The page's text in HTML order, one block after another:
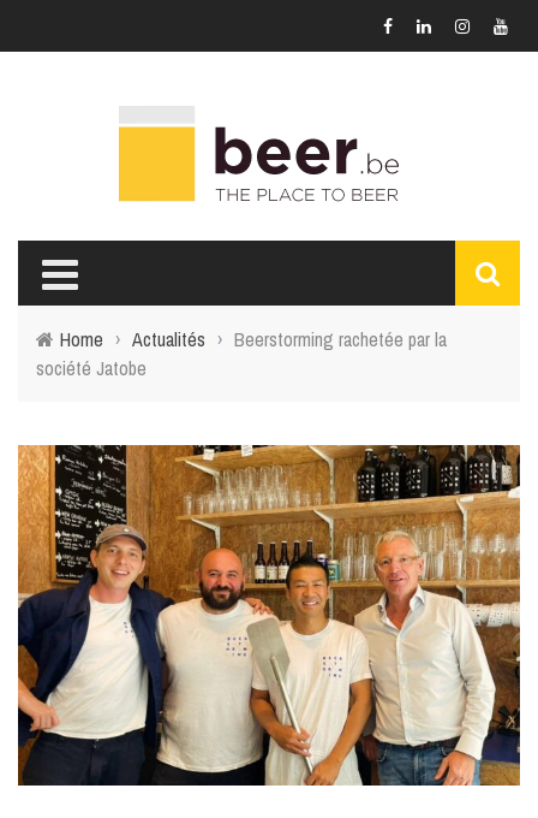
Home › Actualités › Beerstorming rachetée par la
société Jatobe